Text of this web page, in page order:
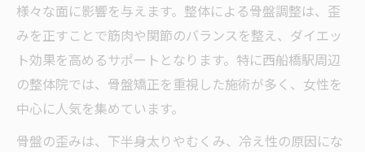
様々な面に影響を与えます。整体による骨盤調整は、歪
みを正すことで筋肉や関節のバランスを整え、ダイエッ
ト効果を高めるサポートとなります。特に西船橋駅周辺
の整体院では、骨盤矯正を重視した施術が多く、女性を
中心に人気を集めています。
骨盤の歪みは、下半身太りやむくみ、冷え性の原因にな